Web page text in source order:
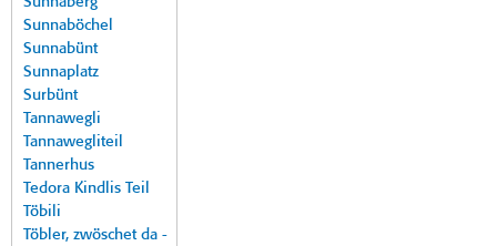
Sunnaböchel
Sunnabünt
Sunnaplatz
Surbünt
Tannawegli
Tannawegliteil
Tannerhus
Tedora Kindlis Teil
Töbili
Töbler, zwöschet da -